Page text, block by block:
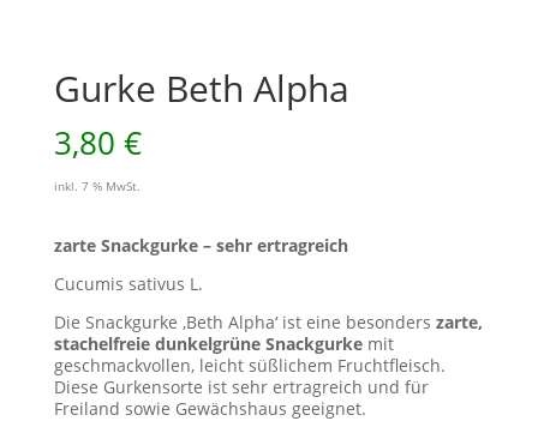
Gurke Beth Alpha
3,80 €
inkl. 7 % MwSt.
zarte Snackgurke – sehr ertragreich
Cucumis sativus L.
Die Snackgurke ‚Beth Alpha‘ ist eine besonders zarte,
stachelfreie dunkelgrüne Snackgurkemit
geschmackvollen, leicht süßlichem Fruchtfleisch.
Diese Gurkensorte ist sehr ertragreich und für
Freiland sowie Gewächshaus geeignet.